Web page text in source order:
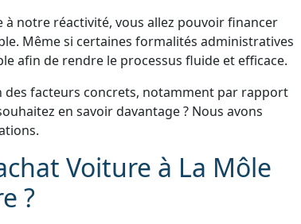
notre réactivité, vous allez pouvoir financer
Même si certaines formalités administratives
afin de rendre le processus fluide et efficace.
facteurs concrets, notamment par rapport
en savoir davantage ? Nous avons
Voiture à La Môle
?